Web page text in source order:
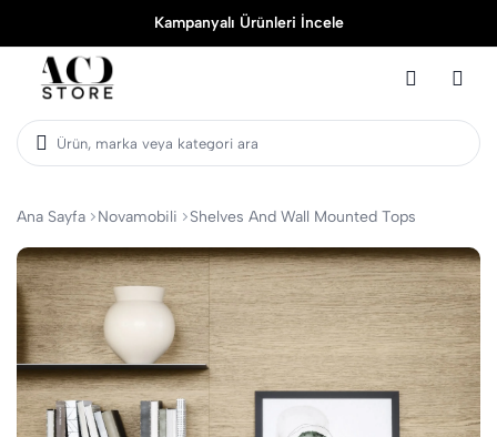
Kampanyalı Ürünleri İncele
Ürün, marka veya kategori ara
Ana Sayfa Novamobili Shelves And Wall Mounted Tops